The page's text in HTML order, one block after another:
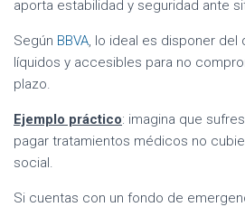
aporta estabilidad y seguridad ante
Según BBVA, lo ideal es disponer del
líquidos y accesibles para no
plazo.
Ejemplo práctico: imagina que
pagar tratamientos médicos no
social.
Si cuentas con un fondo de